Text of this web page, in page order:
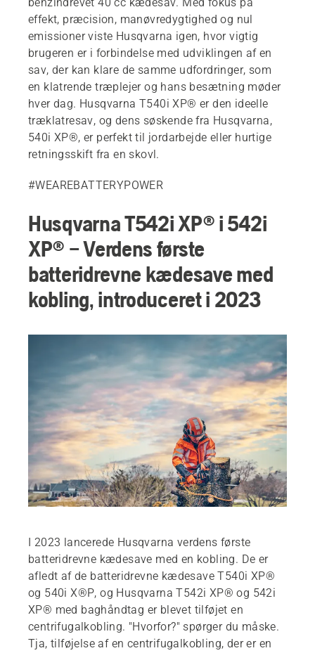
effekt, præcision, manøvredygtighed og nul
emissioner viste Husqvarna igen, hvor vigtig
brugeren er i forbindelse med udviklingen af en
sav, der kan klare de samme udfordringer, som
en klatrende træplejer og hans besætning møder
hver dag. Husqvarna T540i XP® er den ideelle
træklatresav, og dens søskende fra Husqvarna,
540i XP®, er perfekt til jordarbejde eller hurtige
retningsskift fra en skovl.
#WEAREBATTERYPOWER
Husqvarna T542i XP® i 542i
XP® – Verdens første
batteridrevne kædesave med
kobling, introduceret i 2023
I 2023 lancerede Husqvarna verdens første
batteridrevne kædesave med en kobling. De er
afledt af de batteridrevne kædesave T540i XP®
og 540i X®P, og Husqvarna T542i XP® og 542i
XP® med baghåndtag er blevet tilføjet en
centrifugalkobling. "Hvorfor?" spørger du måske.
Tja, tilføjelse af en centrifugalkobling, der er en